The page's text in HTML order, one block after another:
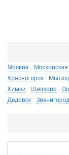
Москва
Красногорск
Химки
Щелково
Дедовск
Звенигород